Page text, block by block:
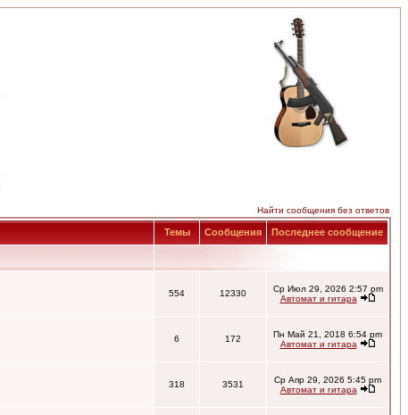
Найти сообщения без ответов
Темы Сообщения Последнее сообщение
554 12330
Ср Июл 29, 2026 2:57 pm
Автомат и гитара
6 172
Пн Май 21, 2018 6:54 pm
Автомат и гитара
318 3531
Ср Апр 29, 2026 5:45 pm
Автомат и гитара